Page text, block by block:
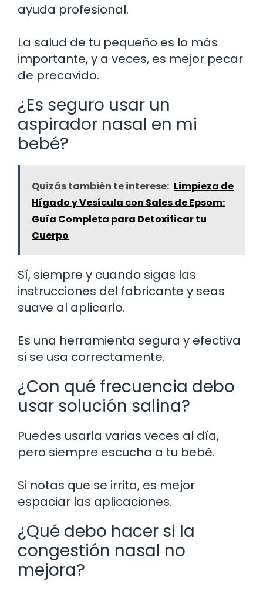
ayuda profesional.
La salud de tu pequeño es lo más
importante, y a veces, es mejor pecar
de precavido.
¿Es seguro usar un
aspirador nasal en mi
bebé?
Quizás también te interese: Limpieza de
Hígado y Vesícula con Sales de Epsom:
Guía Completa para Detoxificar tu
Cuerpo
Sí, siempre y cuando sigas las
instrucciones del fabricante y seas
suave al aplicarlo.
Es una herramienta segura y efectiva
si se usa correctamente.
¿Con qué frecuencia debo
usar solución salina?
Puedes usarla varias veces al día,
pero siempre escucha a tu bebé.
Si notas que se irrita, es mejor
espaciar las aplicaciones.
¿Qué debo hacer si la
congestión nasal no
mejora?